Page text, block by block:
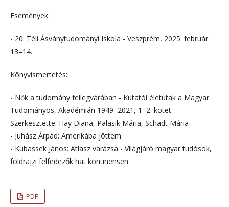
Események:
- 20. Téli Ásványtudományi Iskola - Veszprém, 2025. február
13–14.
Könyvismertetés:
- Nők a tudomány fellegvárában - Kutatói életutak a Magyar
Tudományos, Akadémián 1949–2021, 1–2. kötet -
Szerkesztette: Hay Diana, Palasik Mária, Schadt Mária
- Juhász Árpád: Amerikába jöttem
- Kubassek János: Atlasz varázsa - Világjáró magyar tudósok,
földrajzi felfedezők hat kontinensen
PDF